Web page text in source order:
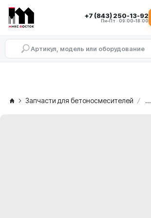
+7 (843) 250-13-92
Пн–Пт · 09:00–18:00
Запчасти для бетоносмесителей ...